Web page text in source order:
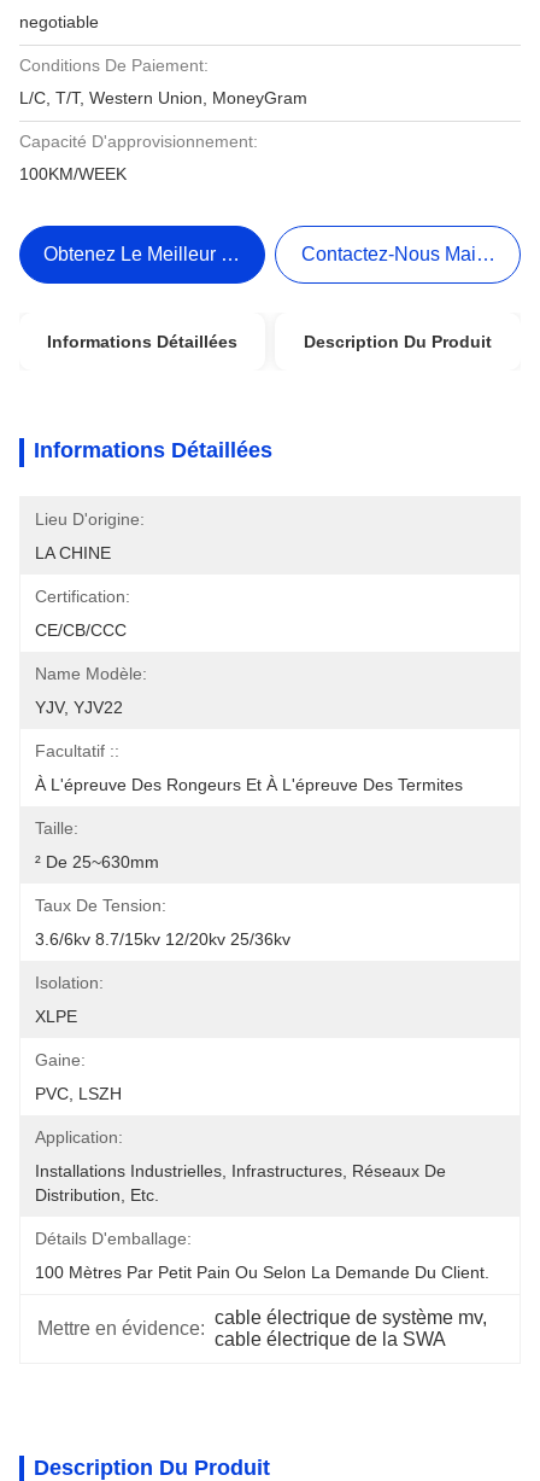
negotiable
Conditions De Paiement:
L/C, T/T, Western Union, MoneyGram
Capacité D'approvisionnement:
100KM/WEEK
Obtenez Le Meilleur Prix Contactez-Nous Maintenant
Informations Détaillées Description Du Produit
Informations Détaillées
Lieu D'origine:
LA CHINE
Certification:
CE/CB/CCC
Name Modèle:
YJV, YJV22
Facultatif ::
À L'épreuve Des Rongeurs Et À L'épreuve Des Termites
Taille:
² De 25~630mm
Taux De Tension:
3.6/6kv 8.7/15kv 12/20kv 25/36kv
Isolation:
XLPE
Gaine:
PVC, LSZH
Application:
Installations Industrielles, Infrastructures, Réseaux De
Distribution, Etc.
Détails D'emballage:
100 Mètres Par Petit Pain Ou Selon La Demande Du Client.
Mettre en évidence:
cable électrique de système mv,
cable électrique de la SWA
Description Du Produit